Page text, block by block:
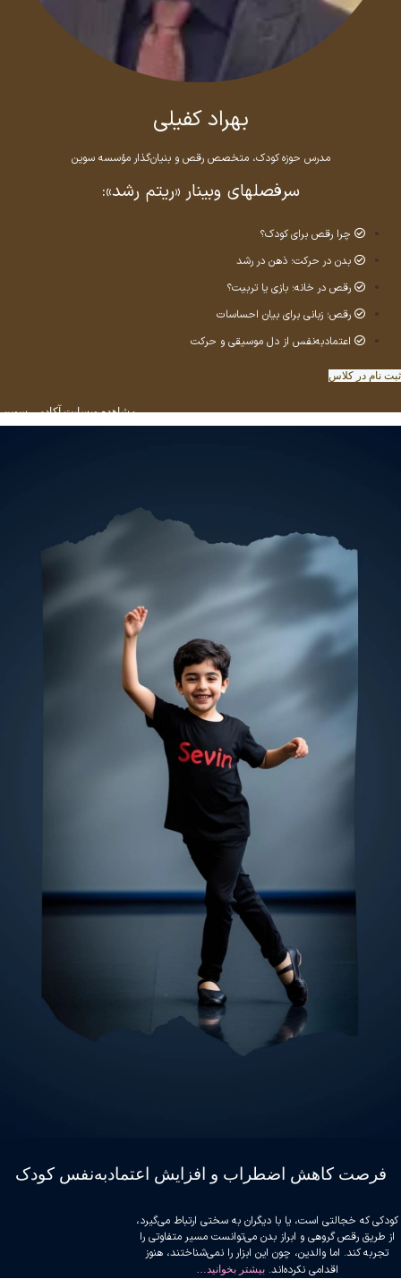
بهراد کفیلی
مدرس حوزه کودک، متخصص رقص و بنیان‌گذار مؤسسه سوین
سرفصلهای وبینار «ریتم رشد»:
چرا رقص برای کودک؟
بدن در حرکت؛ ذهن در رشد
رقص در خانه؛ بازی یا تربیت؟
رقص؛ زبانی برای بیان احساسات
اعتمادبه‌نفس از دل موسیقی و حرکت
ثبت نام در کلاس
مشاهده وبسایت آکادمی سوین
فرصت کاهش اضطراب و افزایش اعتمادبه‌نفس کودک
کودکی که خجالتی است، یا با دیگران به سختی ارتباط می‌گیرد،
از طریق رقص گروهی و ابراز بدن می‌توانست مسیر متفاوتی را
تجربه کند. اما والدین، چون این ابزار را نمی‌شناختند، هنوز
اقدامی نکرده‌اند.بیشتر بخوانید…